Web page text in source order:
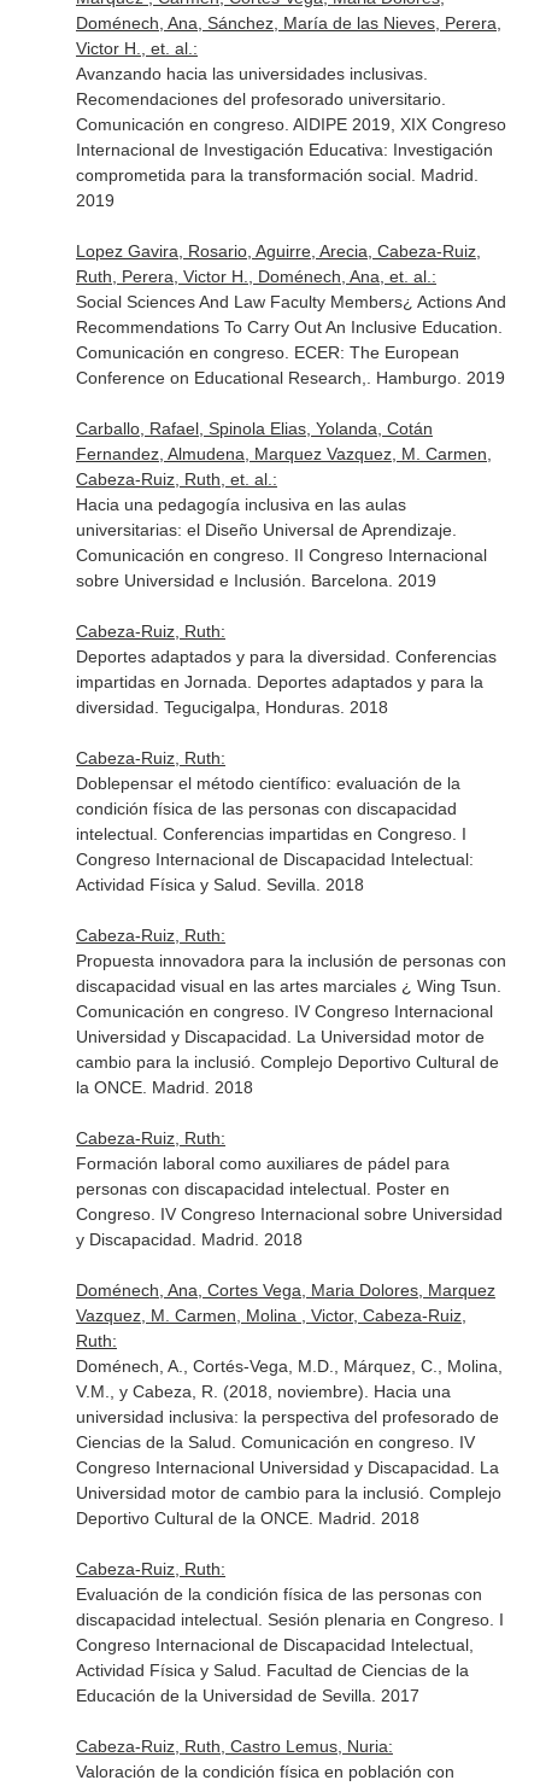
Doménech, Ana, Sánchez, María de las Nieves, Perera,
Victor H., et. al.:
Avanzando hacia las universidades inclusivas.
Recomendaciones del profesorado universitario.
Comunicación en congreso. AIDIPE 2019, XIX Congreso
Internacional de Investigación Educativa: Investigación
comprometida para la transformación social. Madrid.
2019
Lopez Gavira, Rosario, Aguirre, Arecia, Cabeza-Ruiz,
Ruth, Perera, Victor H., Doménech, Ana, et. al.:
Social Sciences And Law Faculty Members¿ Actions And
Recommendations To Carry Out An Inclusive Education.
Comunicación en congreso. ECER: The European
Conference on Educational Research,. Hamburgo. 2019
Carballo, Rafael, Spinola Elias, Yolanda, Cotán
Fernandez, Almudena, Marquez Vazquez, M. Carmen,
Cabeza-Ruiz, Ruth, et. al.:
Hacia una pedagogía inclusiva en las aulas
universitarias: el Diseño Universal de Aprendizaje.
Comunicación en congreso. II Congreso Internacional
sobre Universidad e Inclusión. Barcelona. 2019
Cabeza-Ruiz, Ruth:
Deportes adaptados y para la diversidad. Conferencias
impartidas en Jornada. Deportes adaptados y para la
diversidad. Tegucigalpa, Honduras. 2018
Cabeza-Ruiz, Ruth:
Doblepensar el método científico: evaluación de la
condición física de las personas con discapacidad
intelectual. Conferencias impartidas en Congreso. I
Congreso Internacional de Discapacidad Intelectual:
Actividad Física y Salud. Sevilla. 2018
Cabeza-Ruiz, Ruth:
Propuesta innovadora para la inclusión de personas con
discapacidad visual en las artes marciales ¿ Wing Tsun.
Comunicación en congreso. IV Congreso Internacional
Universidad y Discapacidad. La Universidad motor de
cambio para la inclusió. Complejo Deportivo Cultural de
la ONCE. Madrid. 2018
Cabeza-Ruiz, Ruth:
Formación laboral como auxiliares de pádel para
personas con discapacidad intelectual. Poster en
Congreso. IV Congreso Internacional sobre Universidad
y Discapacidad. Madrid. 2018
Doménech, Ana, Cortes Vega, Maria Dolores, Marquez
Vazquez, M. Carmen, Molina , Victor, Cabeza-Ruiz,
Ruth:
Doménech, A., Cortés-Vega, M.D., Márquez, C., Molina,
V.M., y Cabeza, R. (2018, noviembre). Hacia una
universidad inclusiva: la perspectiva del profesorado de
Ciencias de la Salud. Comunicación en congreso. IV
Congreso Internacional Universidad y Discapacidad. La
Universidad motor de cambio para la inclusió. Complejo
Deportivo Cultural de la ONCE. Madrid. 2018
Cabeza-Ruiz, Ruth:
Evaluación de la condición física de las personas con
discapacidad intelectual. Sesión plenaria en Congreso. I
Congreso Internacional de Discapacidad Intelectual,
Actividad Física y Salud. Facultad de Ciencias de la
Educación de la Universidad de Sevilla. 2017
Cabeza-Ruiz, Ruth, Castro Lemus, Nuria:
Valoración de la condición física en población con